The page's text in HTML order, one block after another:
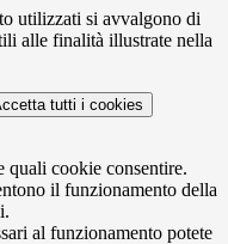
utilizzati si avvalgono di
alle finalità illustrate nella
tutti i cookies
quali cookie consentire.
il funzionamento della
al funzionamento potete